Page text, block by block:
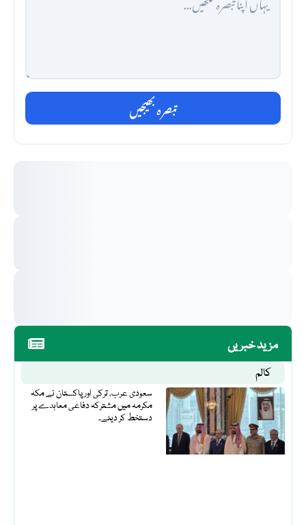
مزید خبریں
کالم
سعودی عرب، ترکی اور پاکستان نے مکہ
مکرمہ میں مشترکہ دفاعی معاہدے پر
دستخط کر دیئے۔
تبصرہ بھیجیں